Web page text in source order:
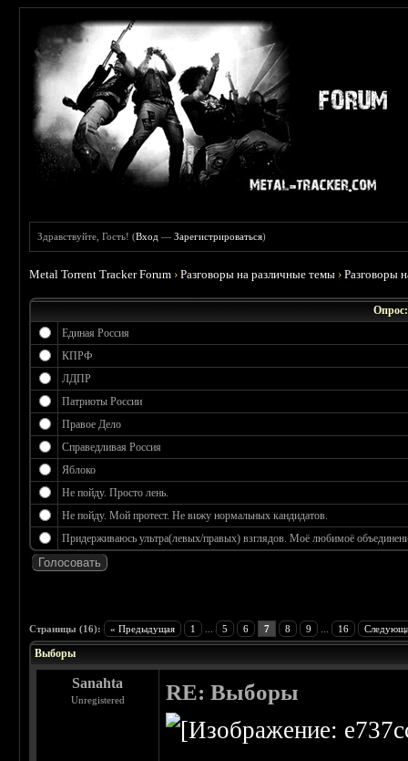
Здравствуйте, Гость! (Вход —Зарегистрироваться)
Metal Torrent Tracker Forum ›Разговоры на различные темы ›Разговоры
Опрос:
Единая Россия
КПРФ
ЛДПР
Патриоты России
Правое Дело
Справедливая Россия
Яблоко
Не пойду. Просто лень.
Не пойду. Мой протест. Не вижу нормальных кандидатов.
Придерживаюсь ультра(левых/правых) взглядов. Моё любимоё
Страницы (16): « Предыдущая 1 5 6 7 8 9 16
Выборы
Sanahta
Unregistered RE: Выборы